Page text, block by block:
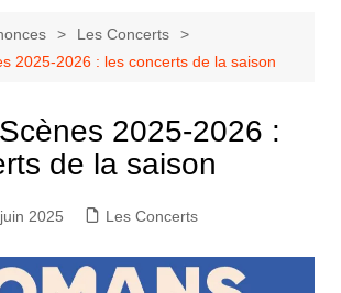
Les Concerts
2025-2026 : les concerts de la saison
2025-2026 :
de la saison
2025 Les Concerts